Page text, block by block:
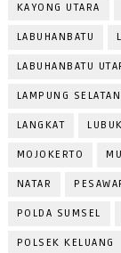
KAYONG UTARA
LABUHANBATU
LABUHANBATU
LAMPUNG SELATAN
LANGKAT
MOJOKERTO
NATAR
POLDA SUMSEL
POLSEK KELUANG